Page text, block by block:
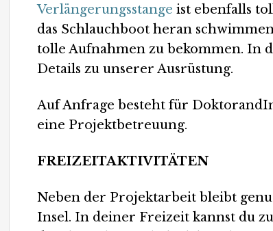
Verlängerungsstange ist ebenfalls
das Schlauchboot heran
tolle Aufnahmen zu bekommen. In
Details zu unserer Ausrüstung.
Auf Anfrage besteht für
eine Projektbetreuung.
FREIZEITAKTIVITÄTEN
Neben der Projektarbeit bleibt
Insel. In deiner Freizeit kannst du